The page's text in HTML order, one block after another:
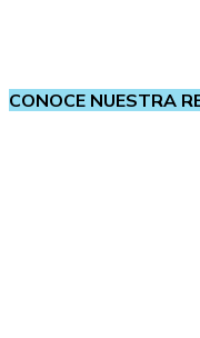
CONOCE NUESTRA